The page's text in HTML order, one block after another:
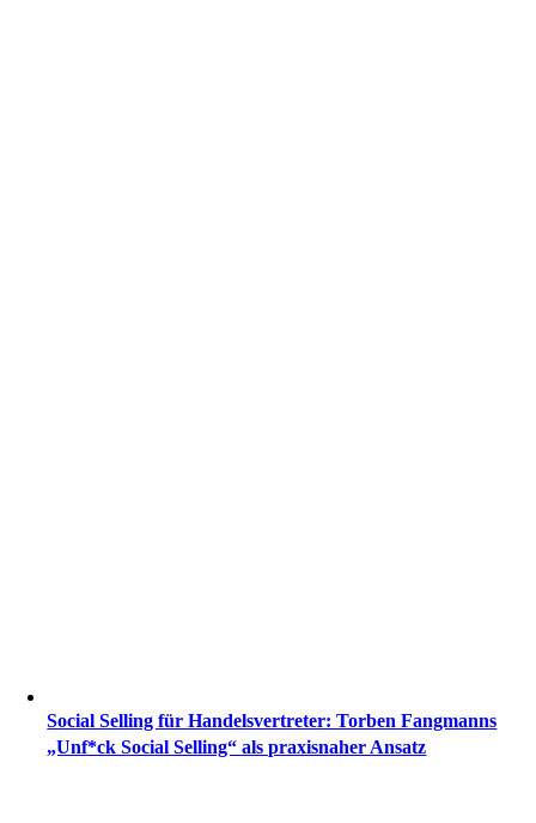
Social Selling für Handelsvertreter: Torben Fangmanns
„Unf*ck Social Selling“ als praxisnaher Ansatz